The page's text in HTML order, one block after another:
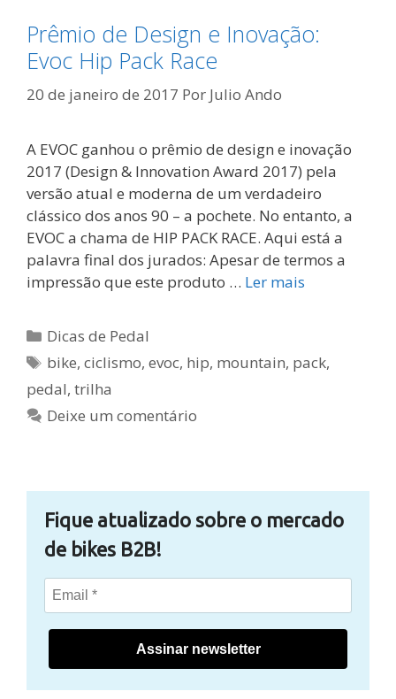
Prêmio de Design e Inovação:
Evoc Hip Pack Race
20 de janeiro de 2017 Por Julio Ando
A EVOC ganhou o prêmio de design e inovação
2017 (Design & Innovation Award 2017) pela
versão atual e moderna de um verdadeiro
clássico dos anos 90 – a pochete. No entanto, a
EVOC a chama de HIP PACK RACE. Aqui está a
palavra final dos jurados: Apesar de termos a
impressão que este produto … Ler mais
Categorias
Dicas de Pedal
Tags
bike,ciclismo,evoc, hip, mountain, pack,
pedal, trilha
Deixe um comentário
Fique atualizado sobre o mercado
de bikes B2B!
Assinar newsletter